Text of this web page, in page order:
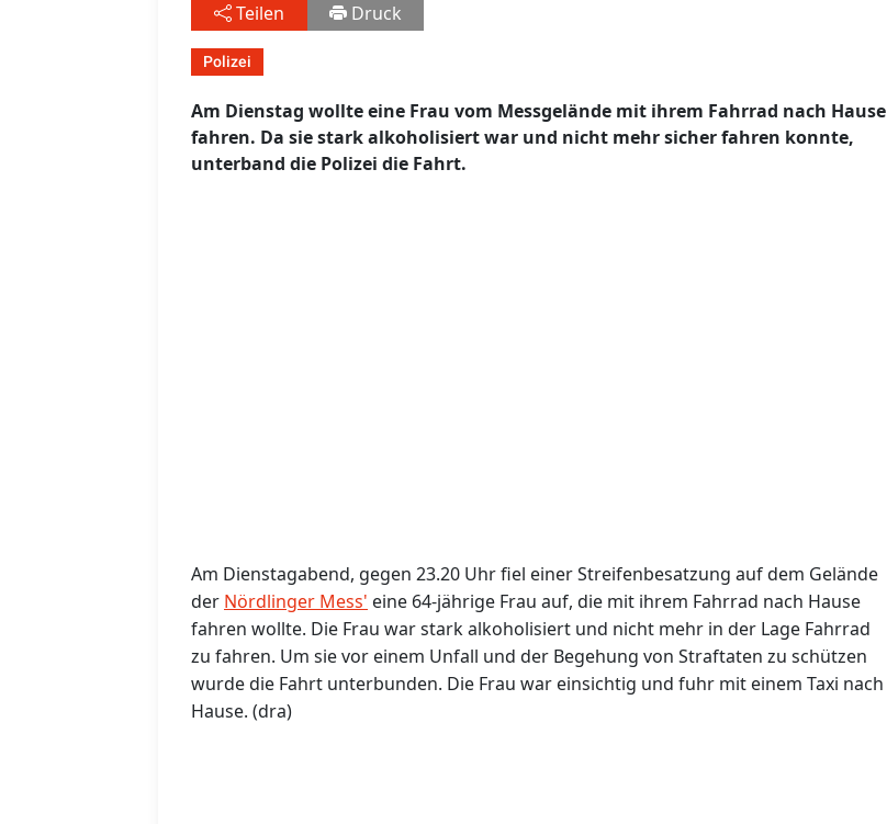
Teilen Druck
Polizei
Am Dienstag wollte eine Frau vom Messgelände mit ihrem Fahrrad nach Hause
fahren. Da sie stark alkoholisiert war und nicht mehr sicher fahren konnte,
unterband die Polizei die Fahrt.
Am Dienstagabend, gegen 23.20 Uhr fiel einer Streifenbesatzung auf dem Gelände
der Nördlinger Mess' eine 64-jährige Frau auf, die mit ihrem Fahrrad nach Hause
fahren wollte. Die Frau war stark alkoholisiert und nicht mehr in der Lage Fahrrad
zu fahren. Um sie vor einem Unfall und der Begehung von Straftaten zu schützen
wurde die Fahrt unterbunden. Die Frau war einsichtig und fuhr mit einem Taxi nach
Hause. (dra)